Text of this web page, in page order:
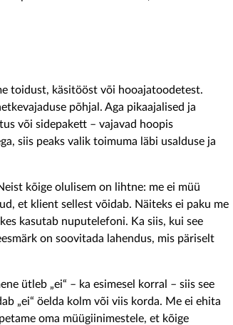
toidust, käsitööst või hooajatoodetest.
põhjal. Aga pikaajalised ja
või sidepakett – vajavad hoopis
siis peaks valik toimuma läbi usalduse ja
kõige olulisem on lihtne: me ei müü
et klient sellest võidab. Näiteks ei paku me
kasutab nuputelefoni. Ka siis, kui see
on soovitada lahendus, mis päriselt
ütleb „ei“ – ka esimesel korral – siis see
„ei“ öelda kolm või viis korda. Me ei ehita
oma müügiinimestele, et kõige